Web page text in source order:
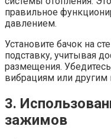
правильное
давлением.
Установите бачок на
подставку, учитывая
размещения.
вибрациям или
3.
зажимов